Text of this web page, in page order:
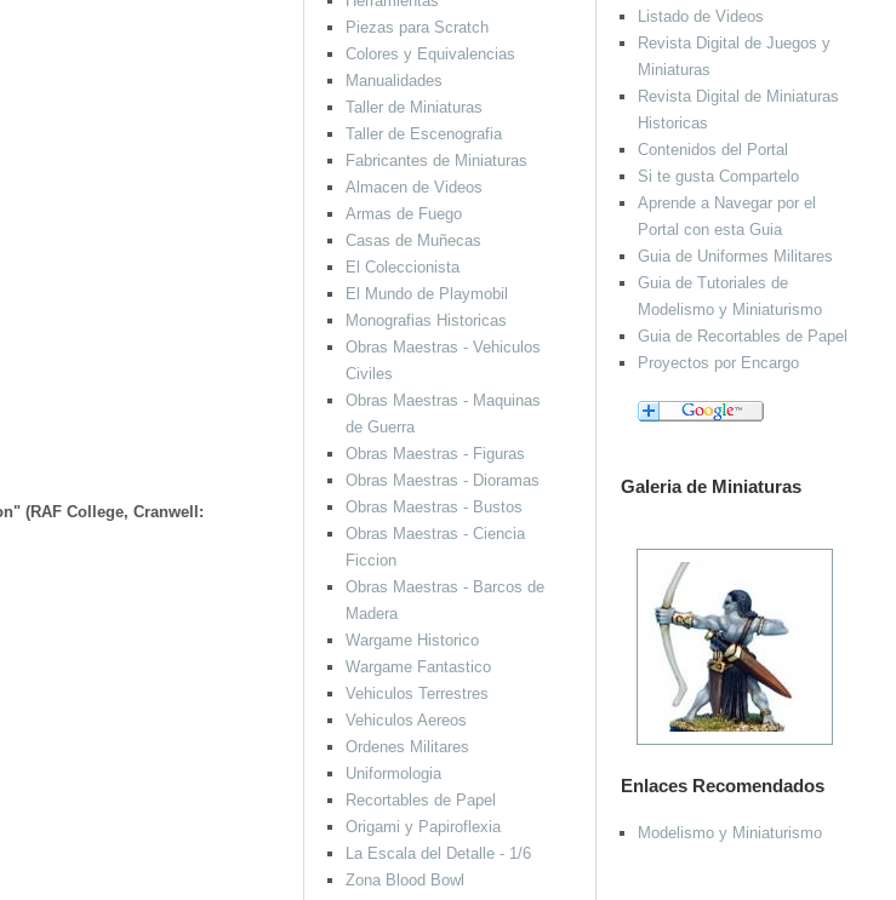
(RAF College, Cranwell:
Listado de Videos
Revista Digital de Juegos y
Miniaturas
Revista Digital de Miniaturas
Historicas
Contenidos del Portal
Si te gusta Compartelo
Aprende a Navegar por el
Portal con esta Guia
Guia de Uniformes Militares
Guia de Tutoriales de
Modelismo y Miniaturismo
Guia de Recortables de Papel
Proyectos por Encargo
Galeria de Miniaturas
Enlaces Recomendados
Modelismo y Miniaturismo
Piezas para Scratch
Colores y Equivalencias
Manualidades
Taller de Miniaturas
Taller de Escenografia
Fabricantes de Miniaturas
Almacen de Videos
Armas de Fuego
Casas de Muñecas
El Coleccionista
El Mundo de Playmobil
Monografias Historicas
Obras Maestras - Vehiculos
Civiles
Obras Maestras - Maquinas
de Guerra
Obras Maestras - Figuras
Obras Maestras - Dioramas
Obras Maestras - Bustos
Obras Maestras - Ciencia
Ficcion
Obras Maestras - Barcos de
Madera
Wargame Historico
Wargame Fantastico
Vehiculos Terrestres
Vehiculos Aereos
Ordenes Militares
Uniformologia
Recortables de Papel
Origami y Papiroflexia
La Escala del Detalle - 1/6
Zona Blood Bowl